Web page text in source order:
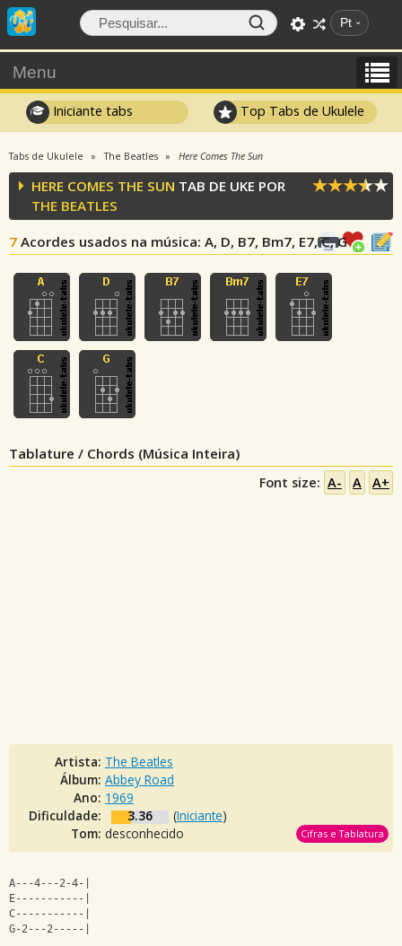
Pt
Menu
Iniciante tabs Top Tabs de Ukulele
Tabs de Ukulele The Beatles Here Comes The Sun
HERE COMES THE SUN TAB DE UKE POR
THE BEATLES
7 Acordes usados na música: A, D, B7, Bm7, E7, C, G
Tablature / Chords (Música Inteira)
Font size: A- A A+
Artista: The Beatles
Álbum: Abbey Road
Ano: 1969
Dificuldade:
3.36 (Iniciante)
Tom: desconhecido Cifras e Tablatura
A---4---2-4-|
E-----------|
C-----------|
G-2---2-----|